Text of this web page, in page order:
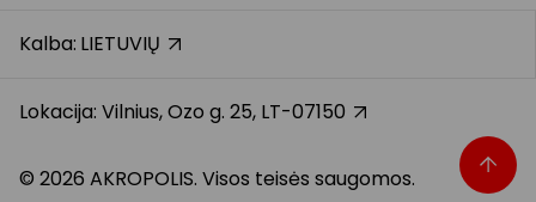
Atsiliepimai
Dovanų kortelės bendrosios taisyklės
Klientų aptarnavimo standartas
Facebook
TikTok
Kalba: LIETUVIŲ
Lokacija: Vilnius, Ozo g. 25, LT-07150
© 2026 AKROPOLIS. Visos teisės saugomos.